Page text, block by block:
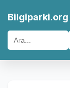
Bilgiparki.org
Rüya Tabirleri
Rüya Tabirleri
Rüya Tabirleri
Rüya Tabirleri